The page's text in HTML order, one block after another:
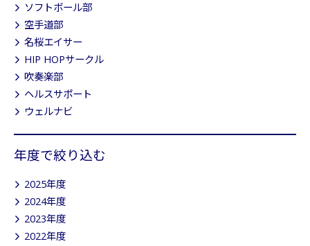
ソフトボール部
空手道部
名桜エイサー
HIP HOPサークル
吹奏楽部
ヘルスサポート
ウェルナビ
年度で絞り込む
2025年度
2024年度
2023年度
2022年度